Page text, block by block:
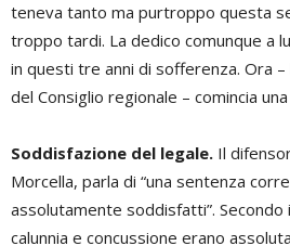
teneva tanto ma purtroppo questa
troppo tardi. La dedico comunque a
in questi tre anni di sofferenza. Ora
del Consiglio regionale – comincia
Soddisfazione del legale. Il
Morcella, parla di “una sentenza
assolutamente soddisfatti”. Secondo
calunnia e concussione erano